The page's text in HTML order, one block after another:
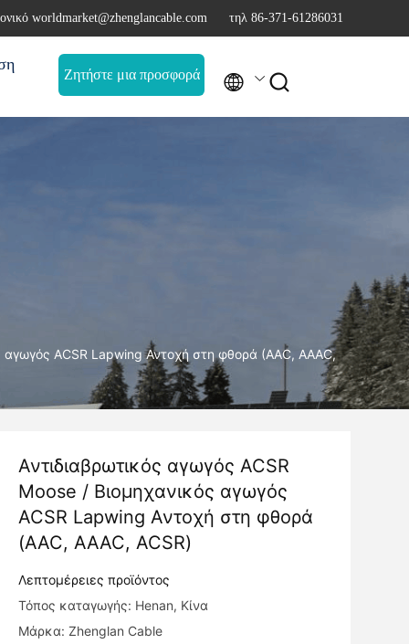
worldmarket@zhenglancable.com τηλ 86-371-61286031
Ζητήστε μια προσφορά  
αγωγός ACSR Lapwing Αντοχή στη φθορά (AAC, AAAC,
Αντιδιαβρωτικός αγωγός ACSR
Moose / Βιομηχανικός αγωγός
ACSR Lapwing Αντοχή στη φθορά
(AAC, AAAC, ACSR)
Λεπτομέρειες προϊόντος
Τόπος καταγωγής: Henan, Κίνα
Μάρκα: Zhenglan Cable